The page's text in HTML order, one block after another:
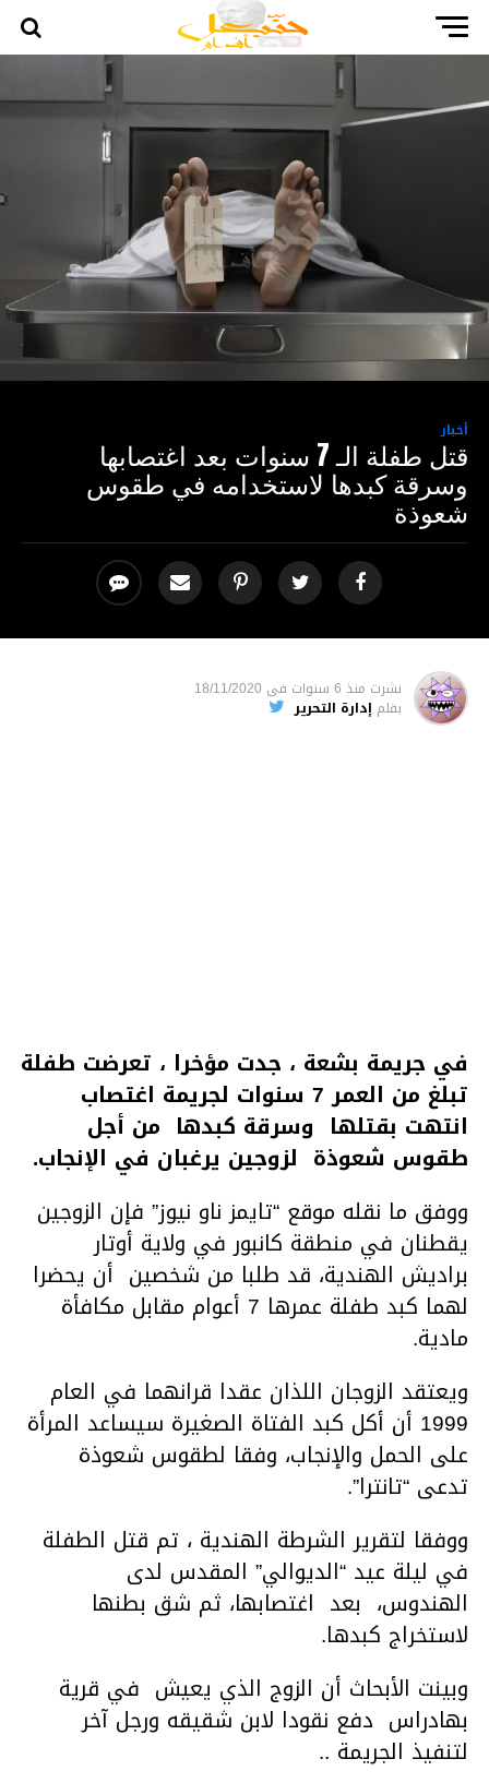
أخبار
قتل طفلة الـ 7 سنوات بعد اغتصابها
وسرقة كبدها لاستخدامه في طقوس
شعوذة
نشرت منذ 6 سنوات فى 18/11/2020
بقلم إدارة التحرير
في جريمة بشعة ، جدت مؤخرا ، تعرضت طفلة
تبلغ من العمر 7 سنوات لجريمة اغتصاب
انتهت بقتلها وسرقة كبدها من أجل
طقوس شعوذة لزوجين يرغبان في الإنجاب.
ووفق ما نقله موقع “تايمز ناو نيوز” فإن الزوجين
يقطنان في منطقة كانبور في ولاية أوتار
براديش الهندية، قد طلبا من شخصين أن يحضرا
لهما كبد طفلة عمرها 7 أعوام مقابل مكافأة
مادية.
ويعتقد الزوجان اللذان عقدا قرانهما في العام
1999 أن أكل كبد الفتاة الصغيرة سيساعد المرأة
على الحمل والإنجاب، وفقا لطقوس شعوذة
تدعى “تانترا”.
ووفقا لتقرير الشرطة الهندية ، تم قتل الطفلة
في ليلة عيد “الديوالي” المقدس لدى
الهندوس، بعد اغتصابها، ثم شق بطنها
لاستخراج كبدها.
وبينت الأبحاث أن الزوج الذي يعيش في قرية
بهادراس دفع نقودا لابن شقيقه ورجل آخر
لتنفيذ الجريمة ..